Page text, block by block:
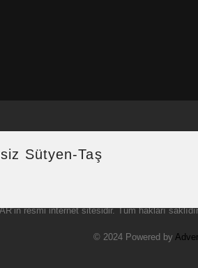
Sütyen-Taş
’in resmi internet sitesidir. Tüm hakları
© 2024 Powered by